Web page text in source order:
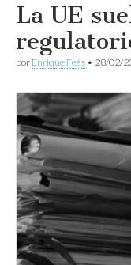
La UE
por Enrique Feás • 28/02/